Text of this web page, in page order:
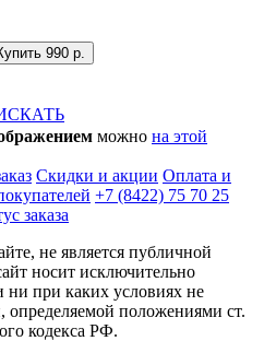
990 р.
можно на этой
Скидки и акции Оплата и
+7 (8422) 75 70 25
заказа
не является публичной
носит исключительно
при каких условиях не
определяемой положениями ст.
кодекса РФ.